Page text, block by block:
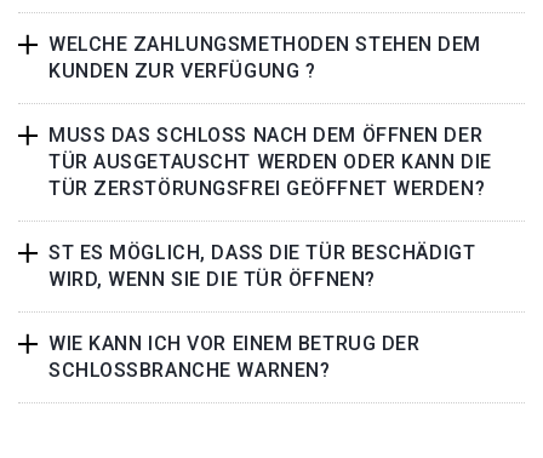
WELCHE ZAHLUNGSMETHODEN STEHEN DEM
KUNDEN ZUR VERFÜGUNG ?
MUSS DAS SCHLOSS NACH DEM ÖFFNEN DER
TÜR AUSGETAUSCHT WERDEN ODER KANN DIE
TÜR ZERSTÖRUNGSFREI GEÖFFNET WERDEN?
ST ES MÖGLICH, DASS DIE TÜR BESCHÄDIGT
WIRD, WENN SIE DIE TÜR ÖFFNEN?
WIE KANN ICH VOR EINEM BETRUG DER
SCHLOSSBRANCHE WARNEN?